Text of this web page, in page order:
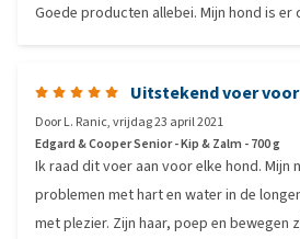
Goede producten allebei. Mijn hond is er
Uitstekend voer
DoorL. Ranic,vrijdag 23 april 2021
Edgard & Cooper Senior - Kip & Zalm - 700 g
Ik raad dit voer aan voor elke hond. Mijn
problemen met hart en water in de
met plezier. Zijn haar, poep en bewegen